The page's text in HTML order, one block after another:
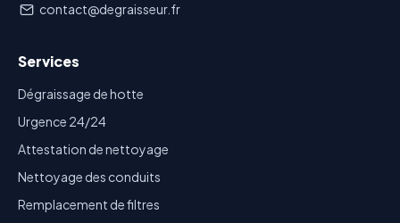
contact@degraisseur.fr
Services
Dégraissage de hotte
Urgence 24/24
Attestation de nettoyage
Nettoyage des conduits
Remplacement de filtres